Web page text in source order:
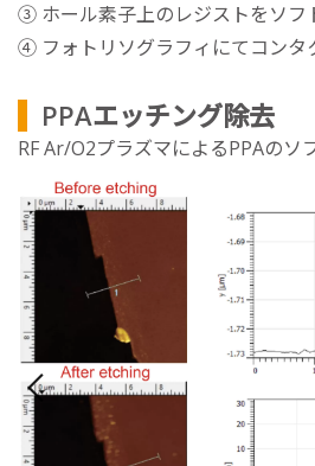
③ ホール素子上のレジストをソフ
④ フォトリソグラフィにてコンタ
PPAエッチング除去
RF Ar/O2プラズマによるPPAのソ